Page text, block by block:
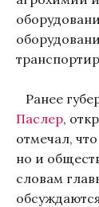
Ранее
Паслер,
отмечал,
но и
словам